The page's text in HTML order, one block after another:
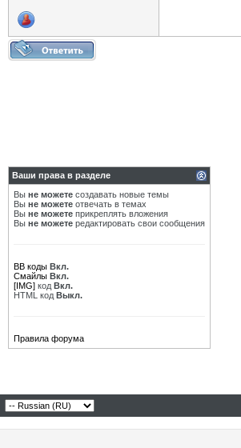
Ваши права в разделе
Вы не можете создавать новые темы
Вы не можете отвечать в темах
Вы не можете прикреплять вложения
Вы не можете редактировать свои сообщения
BB коды Вкл.
Смайлы Вкл.
[IMG] код Вкл.
HTML код Выкл.
Правила форума